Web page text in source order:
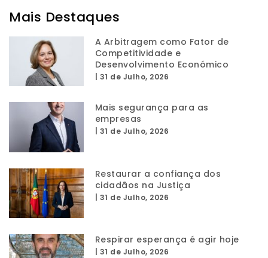
Mais Destaques
A Arbitragem como Fator de
Competitividade e
Desenvolvimento Económico
31 de Julho, 2026
Mais segurança para as
empresas
31 de Julho, 2026
Restaurar a confiança dos
cidadãos na Justiça
31 de Julho, 2026
Respirar esperança é agir hoje
31 de Julho, 2026